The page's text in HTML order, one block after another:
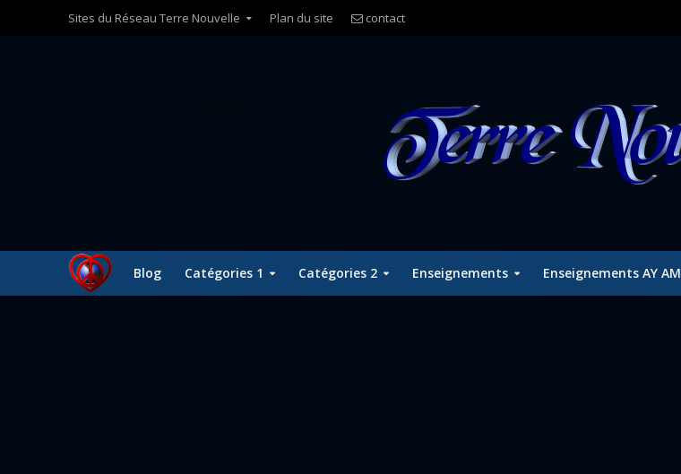
Sites du Réseau Terre Nouvelle Plan du site contact
Blog Catégories 1 Catégories 2 Enseignements Enseignements AY AM